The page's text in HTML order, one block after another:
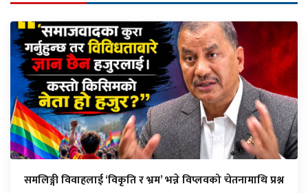
समलिङ्गी विवाहलाई ‘विकृति र भ्रम’ भन्ने विप्लवको चेतनामाथि प्रश्न